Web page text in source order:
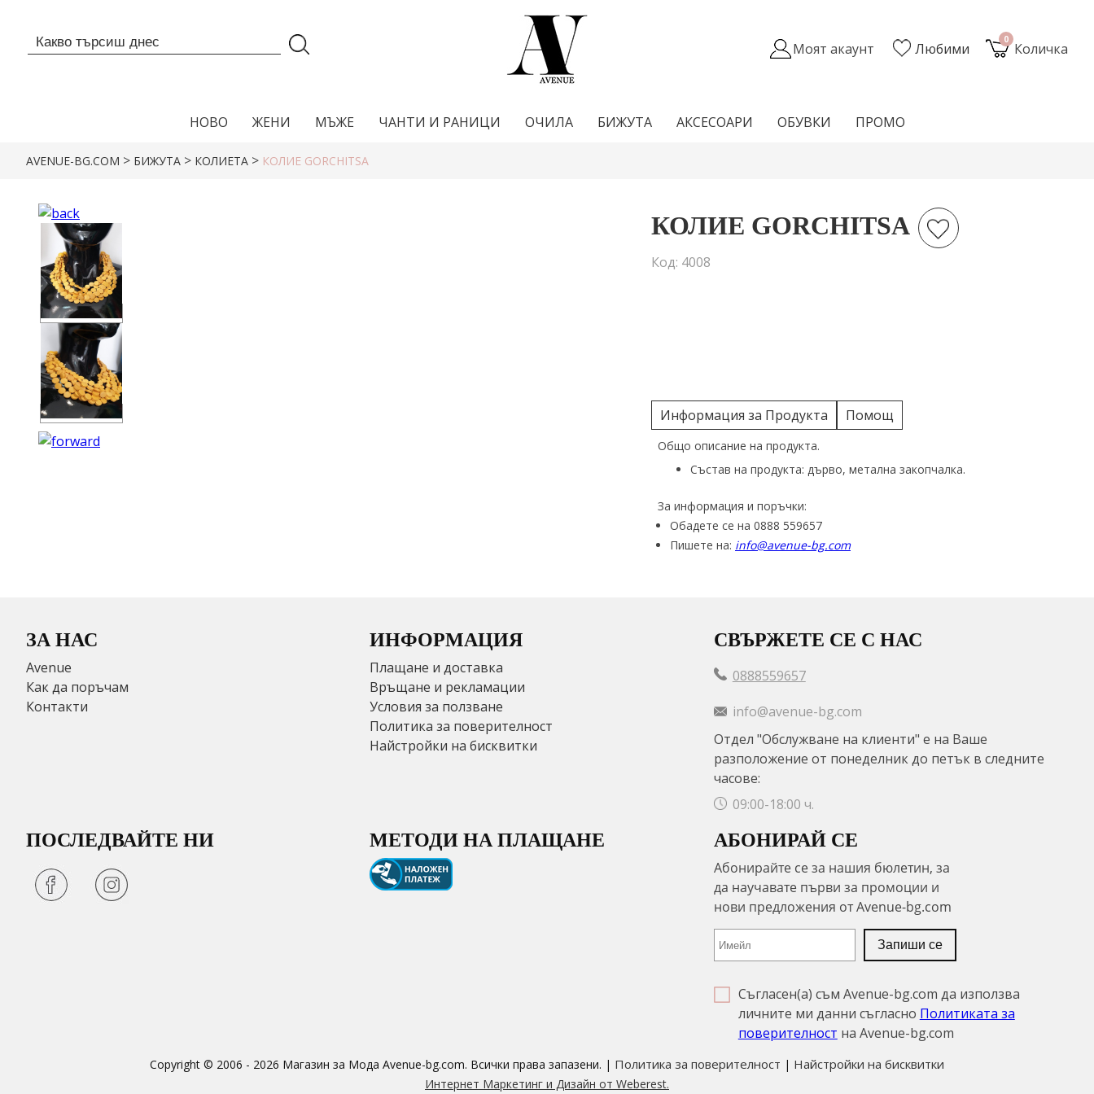
0
Количка
Любими
Моят акаунт
НОВО ЖЕНИ МЪЖЕ ЧАНТИ И РАНИЦИ ОЧИЛА БИЖУТА АКСЕСОАРИ ОБУВКИ ПРОМО
AVENUE-BG.COM > БИЖУТА > КОЛИЕТА > КОЛИЕ GORCHITSA
КОЛИЕ GORCHITSA
Код: 4008
Информация за Продукта Помощ
Общо описание на продукта.
Състав на продукта: дърво, метална закопчалка.
За информация и поръчки:
Обадете се на 0888 559657
Пишете на: info@avenue-bg.com
ЗА НАС
Avenue
Как да поръчам
Контакти
ИНФОРМАЦИЯ
Плащане и доставка
Връщане и рекламации
Условия за ползване
Политика за поверителност
Найстройки на бисквитки
СВЪРЖЕТЕ СЕ С НАС
0888559657
info@avenue-bg.com
Отдел "Обслужване на клиенти" е на Ваше
разположение от понеделник до петък в следните
часове:
09:00-18:00 ч.
ПОСЛЕДВАЙТЕ НИ МЕТОДИ НА ПЛАЩАНЕ АБОНИРАЙ СЕ
Съгласен(а) съм Avenue-bg.com да използва
личните ми данни съгласно Политиката за
поверителност на Avenue-bg.com
Copyright © 2006 - 2026 Магазин за Мода Avenue-bg.com. Всички права запазени. | Политика за поверителност | Найстройки на бисквитки
Интернет Маркетинг и Дизайн от Weberest.